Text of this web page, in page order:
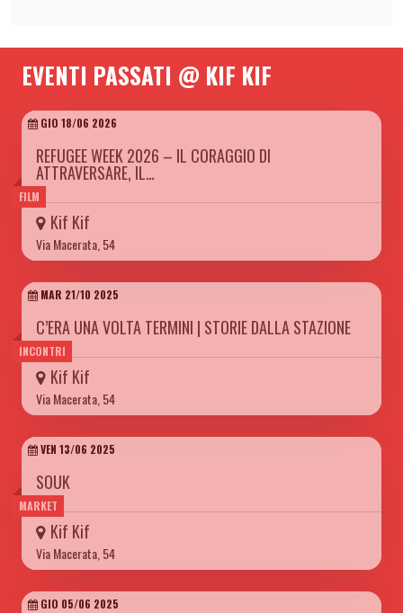
EVENTI PASSATI @ KIF KIF
FILM
GIO 18/06 2026
REFUGEE WEEK 2026 – IL CORAGGIO DI
ATTRAVERSARE, IL…
Kif Kif
Via Macerata, 54
INCONTRI
MAR 21/10 2025
C’ERA UNA VOLTA TERMINI | STORIE DALLA STAZIONE
Kif Kif
Via Macerata, 54
MARKET
VEN 13/06 2025
SOUK
Kif Kif
Via Macerata, 54
GIO 05/06 2025